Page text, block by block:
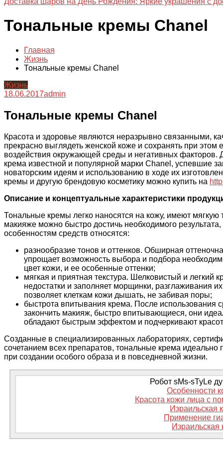
Тональные кремы Chanel
Главная
Жизнь
Тональные кремы Chanel
Жизнь
18.06.2017admin
Тональные кремы Chanel
Красота и здоровье являются неразрывно связанными,
прекрасно выглядеть женской коже и сохранять при
воздействия окружающей среды и негативных факторов.
крема известной и популярной марки Chanel, успевшие
новаторским идеям и использованию в ходе их
кремы и другую брендовую косметику можно купить на
Описание и концептуальные характеристики
Тональные кремы легко наносятся на кожу, имеют
макияже можно быстро достичь необходимого
особенностям средств относятся:
разнообразие тонов и оттенков. Обширная
упрощает возможность выбора и подбора
цвет кожи, и ее особенные оттенки;
мягкая и приятная текстура. Шелковистый и легкий
недостатки и заполняет морщинки, разглаживания
позволяет клеткам кожи дышать, не забивая поры;
быстрота впитывания крема. После использования
закончить макияж, быстро впитывающиеся, они
обладают быстрым эффектом и подчеркивают
Созданные в специализированных лабораториях,
сочетанием всех препаратов, тональные крема
при создании особого образа и в повседневной жизни.
Робот sMs-sTyLe
Особенности
Красота кожи лица с
Израильская
Применение
Израильская